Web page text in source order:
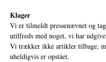
Klager
Vi er tilmeldt pressenævnet og
utilfreds med noget, vi har
Vi trækker ikke artikler tilbage,
uheldigvis er opstået.